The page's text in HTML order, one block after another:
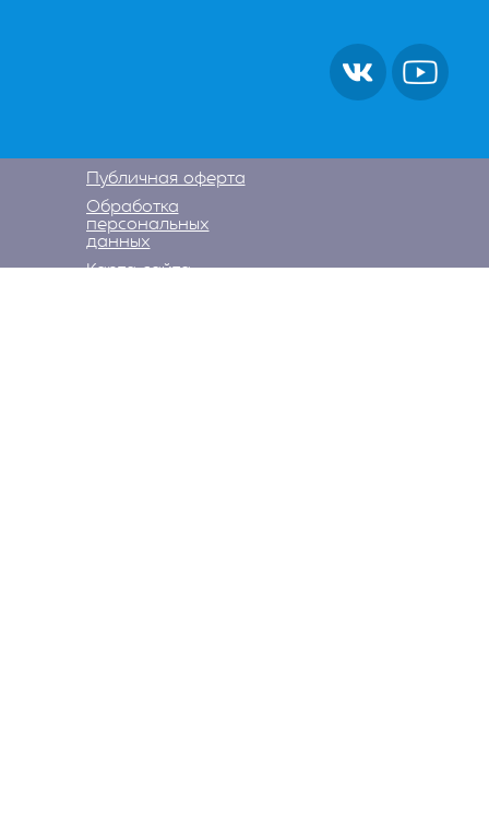
Публичная оферта
Обработка
персональных
данных
Карта сайта